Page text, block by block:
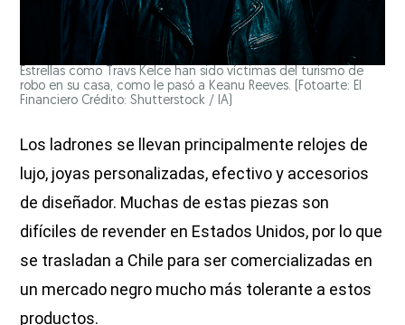
Estrellas como Travs Kelce han sido víctimas del turismo de
robo en su casa, como le pasó a Keanu Reeves.
(Fotoarte: El
Financiero Crédito: Shutterstock / IA)
Los ladrones se llevan principalmente relojes de
lujo, joyas personalizadas, efectivo y accesorios
de diseñador. Muchas de estas piezas son
difíciles de revender en Estados Unidos, por lo que
se trasladan a Chile para ser comercializadas en
un mercado negro mucho más tolerante a estos
productos.